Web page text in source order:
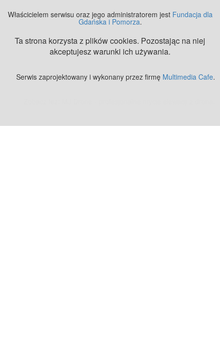
Właścicielem serwisu oraz jego administratorem jest Fundacja dla
Gdańska i Pomorza.
Ta strona korzysta z plików cookies. Pozostając na niej
akceptujesz warunki ich używania.
Serwis zaprojektowany i wykonany przez firmę Multimedia Cafe.